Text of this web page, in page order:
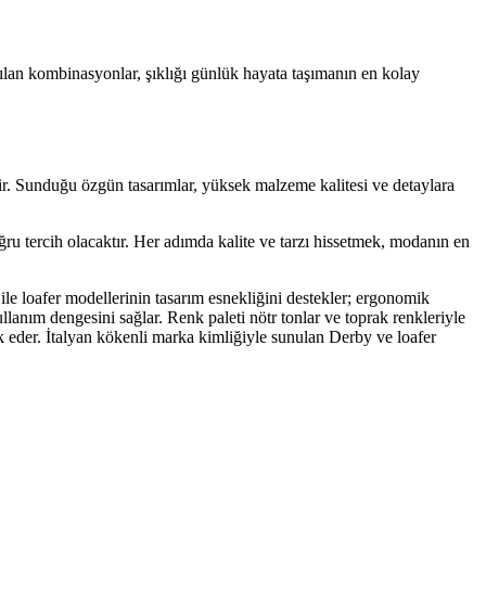
kombinasyonlar, şıklığı günlük hayata taşımanın en kolay
Sunduğu özgün tasarımlar, yüksek malzeme kalitesi ve detaylara
tercih olacaktır. Her adımda kalite ve tarzı hissetmek, modanın en
loafer modellerinin tasarım esnekliğini destekler; ergonomik
dengesini sağlar. Renk paleti nötr tonlar ve toprak renkleriyle
eder. İtalyan kökenli marka kimliğiyle sunulan Derby ve loafer